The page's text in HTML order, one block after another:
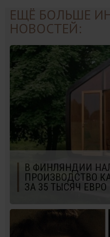
ЕЩЁ БОЛЬШЕ
НОВОСТЕЙ:
В ФИНЛЯНДИИ
ПРОИЗВОДСТВО
ЗА 35 ТЫСЯЧ ЕВРО